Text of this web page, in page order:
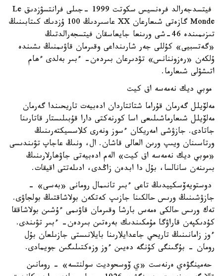
فيتسدجەرالد فرەنسيس سكوتت 1999 -جىلى فرانتسۋزدىق Le
Monde گازەتى شىعارعان XX عاسىردىڭ 100 ۇزدىك كىتابىنىڭ
تىزىمىندە 46-شى ورىنعا جايعاسقان فيتسجەرالدتىڭ
«گەتسبيى» كۇللى جەر شارىنداعى وقىرمان قاۋىمنىڭ ىشىندە
ۇلكەن «رەزوننانس» تۋدىرعان بىردەن- ءبىر بەلدى ءھام
اتىشۋلى شىعارما.
موبي ديك نەمەسە اق كيت
مەلۆيلل گەرمان قۇراما شتاتتاردان ادەبيەت تاريحىندا گەرمان
مەلۆيلل شىعارماشىلىعى اسا كورنەكتى دارا قۇبىلىستار قاتارىنا
جاتادى. جازۋشى امەريكان ءسوز ونەرى كلاسسيكتەرىنىڭ
ورتاسىنان ويىپ ورىن العالى قاشان. ال، ونىڭ عاجاپ تۋىندىسى
«موبي ديك نەمەسە اق كيت» الەم ادەبيەتى جاۋھارلارىنىڭ
بىرىنەن سانالسا، بۇل دا ابدەن زاڭدى، ادىلەتتى اقيقات.
دوستويەۆسكييدىڭ تاعى ءبىر تانىمال رومانى «بەسى» -
جازۋشىنىڭ ورىس حالكىنا جازىپ كەتكەن بولاشاقتىڭ بولجاۋى.
تەك ورىس حالكى ەمەس بارشا وقىرمان قاۋىمى ءۇشىن بولاشاققا
كۇدىكپەن قاراۋگا مۇمكىندىك بەرەتىن بىردەن- ءبىر تۋىندى.
ءوز زامانىنىڭ تاريحي جاعدايلارىنا بايلانىستى جازىلعان بۇل
رومان - بۇگىنگى كۇنگە دەيىن ءوز وزەكتىلىگىن جويمادى.
حەمينگۋەي ەرنەست «ي ۆوسحوديت سولنتسە» - رومانىن